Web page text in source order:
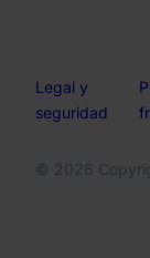
Legal y
seguridad
© 2026